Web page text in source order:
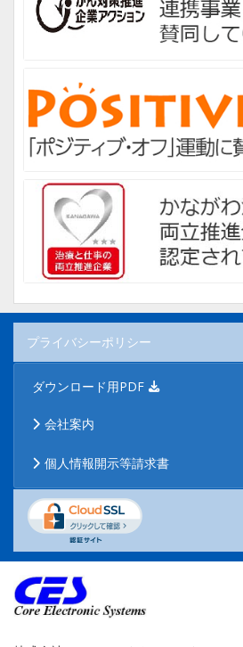
プライバシーポリシー
ダウンロード用PDF
会社案内
個人情報開示等請求書